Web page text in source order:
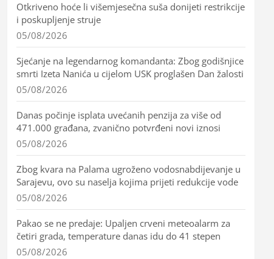
Otkriveno hoće li višemjesečna suša donijeti restrikcije
i poskupljenje struje
05/08/2026
Sjećanje na legendarnog komandanta: Zbog godišnjice
smrti Izeta Nanića u cijelom USK proglašen Dan žalosti
05/08/2026
Danas počinje isplata uvećanih penzija za više od
471.000 građana, zvanično potvrđeni novi iznosi
05/08/2026
Zbog kvara na Palama ugroženo vodosnabdijevanje u
Sarajevu, ovo su naselja kojima prijeti redukcije vode
05/08/2026
Pakao se ne predaje: Upaljen crveni meteoalarm za
četiri grada, temperature danas idu do 41 stepen
05/08/2026